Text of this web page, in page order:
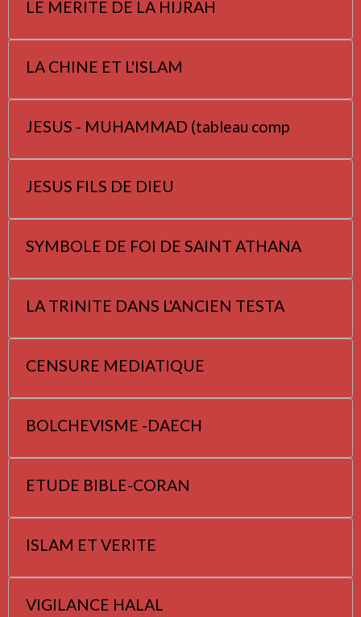
LE MERITE DE LA HIJRAH
LA CHINE ET L'ISLAM
JESUS - MUHAMMAD (tableau comp
JESUS FILS DE DIEU
SYMBOLE DE FOI DE SAINT ATHANA
LA TRINITE DANS L'ANCIEN TESTA
CENSURE MEDIATIQUE
BOLCHEVISME -DAECH
ETUDE BIBLE-CORAN
ISLAM ET VERITE
VIGILANCE HALAL